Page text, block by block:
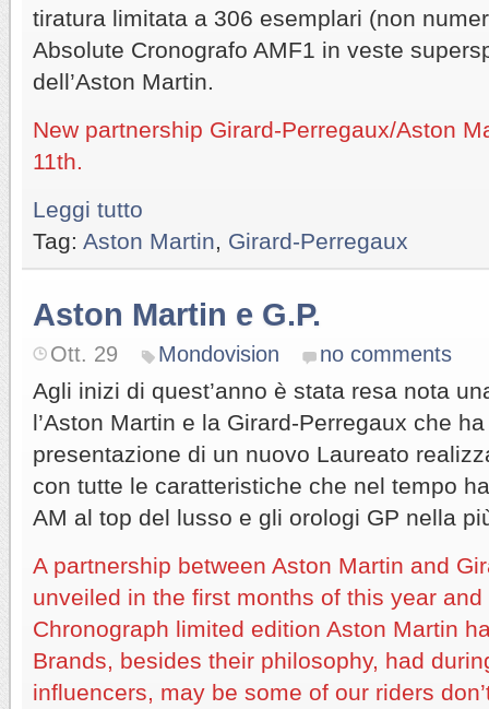
tiratura limitata a 306 esemplari (non
Absolute Cronografo AMF1 in veste
dell’Aston Martin.
New partnership Girard-Perregaux/Aston
11th.
Leggi tutto
Tag: Aston Martin Girard-Perregaux
Aston Martin e G.P.
Ott. 29 Mondovision no comments
Agli inizi di quest’anno è stata resa nota
l’Aston Martin e la Girard-Perregaux che
presentazione di un nuovo Laureato
con tutte le caratteristiche che nel tempo
AM al top del lusso e gli orologi GP nella
A partnership between Aston Martin and
unveiled in the first months of this year
Chronograph limited edition Aston Martin
Brands, besides their philosophy, had
influencers, may be some of our riders